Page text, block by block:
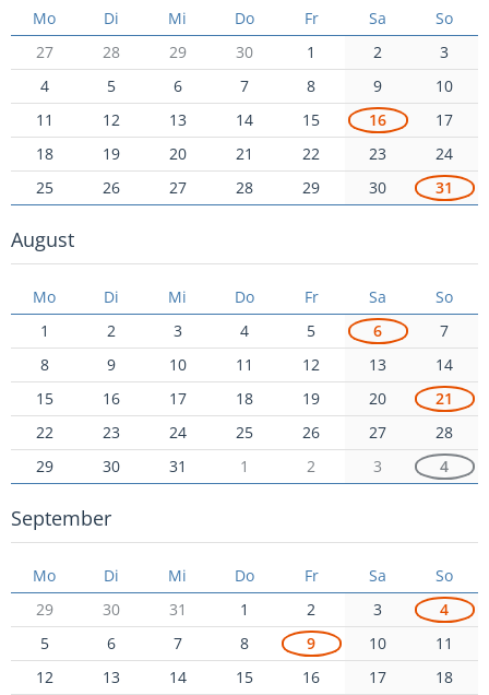
Mo Di Mi Do Fr Sa
So
27
28 29 30 1 2
3
4
5 6 7 8 9
10
11
12 13 14 15 16
17
18
19 20 21 22 23
24
25
26 27 28 29 30 31
August
Mo Di Mi Do Fr Sa
So
1
2 3 4 5 6
7
8
9 10 11 12 13
14
15
16 17 18 19 20
21
22
23 24 25 26 27
28
29
30 31 1 2 3 4
September
Mo Di Mi Do Fr Sa
So
29
30 31 1 2 3
4
5
6 7 8 9 10
11
12
13 14 15 16 17
18